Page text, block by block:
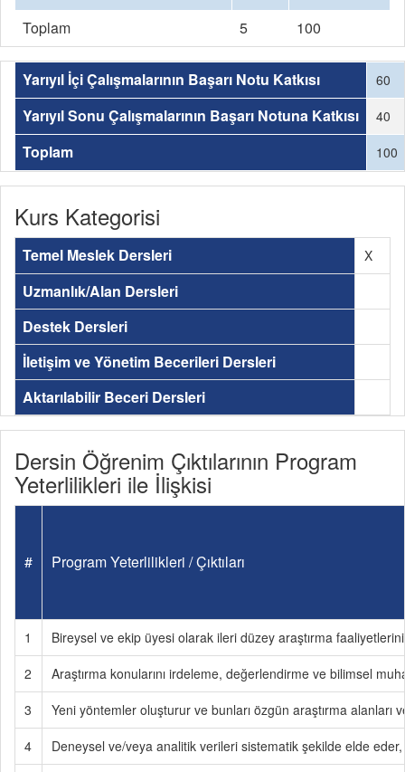
Toplam 5 100
Yarıyıl İçi Çalışmalarının Başarı Notu Katkısı 60
Yarıyıl Sonu Çalışmalarının Başarı Notuna Katkısı 40
Toplam 100
Kurs Kategorisi
Temel Meslek Dersleri X
Uzmanlık/Alan Dersleri
Destek Dersleri
İletişim ve Yönetim Becerileri Dersleri
Aktarılabilir Beceri Dersleri
Dersin Öğrenim Çıktılarının Program
Yeterlilikleri ile İlişkisi
# Program Yeterlilikleri / Çıktıları
1
Bireysel ve ekip üyesi olarak ileri düzey araştırma
2
Araştırma konularını irdeleme, değerlendirme ve bilimsel
3
Yeni yöntemler oluşturur ve bunları özgün araştırma alanları
4
Deneysel ve/veya analitik verileri sistematik şekilde elde